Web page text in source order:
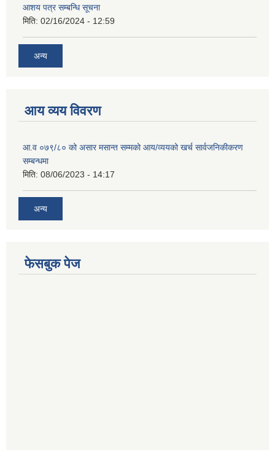
आशय पत्र सम्बन्धि सूचना
मिति: 02/16/2024 - 12:59
अन्य
आय व्यय विवरण
आ.व ०७९/८० को असार मसान्त सम्मको आय/व्ययको खर्च सार्वजनिकीकरण
सम्बन्धमा
मिति: 08/06/2023 - 14:17
अन्य
फेसबुक पेज